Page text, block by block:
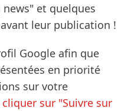
et quelques
leur publication !
Google afin que
en priorité
sur votre
sur "Suivre sur